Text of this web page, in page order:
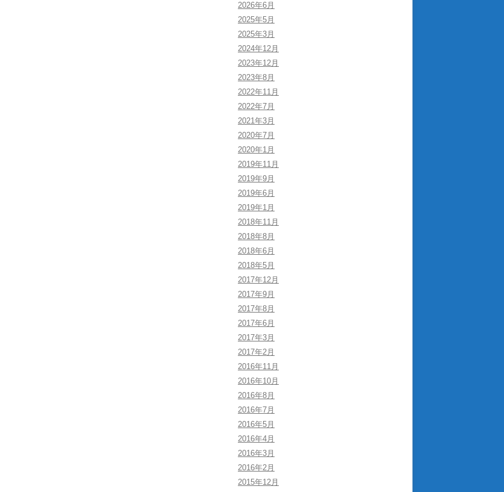
2026年6月
2025年5月
2025年3月
2024年12月
2023年12月
2023年8月
2022年11月
2022年7月
2021年3月
2020年7月
2020年1月
2019年11月
2019年9月
2019年6月
2019年1月
2018年11月
2018年8月
2018年6月
2018年5月
2017年12月
2017年9月
2017年8月
2017年6月
2017年3月
2017年2月
2016年11月
2016年10月
2016年8月
2016年7月
2016年5月
2016年4月
2016年3月
2016年2月
2015年12月